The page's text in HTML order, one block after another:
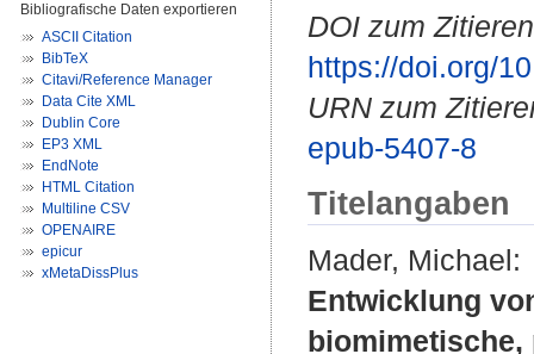
Bibliografische Daten exportieren
ASCII Citation
BibTeX
Citavi/Reference Manager
Data Cite XML
Dublin Core
EP3 XML
EndNote
HTML Citation
Multiline CSV
OPENAIRE
epicur
xMetaDissPlus
DOI zum
https://doi.org/
URN zum
epub-5407-8
Titelangaben
Mader, Michael:
Entwicklung
biomimetische,